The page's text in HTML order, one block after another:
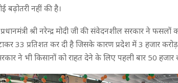
बढ़ोतरी नहीं की है।
प्रधानमंत्री श्री नरेन्द्र मोदी जी की संवेदनशील सरकार ने
33 प्रतिशत कर दी है जिसके कारण प्रदेश में 3 हजार
ने भी किसानों को राहत देने के लिए पहली बार 50